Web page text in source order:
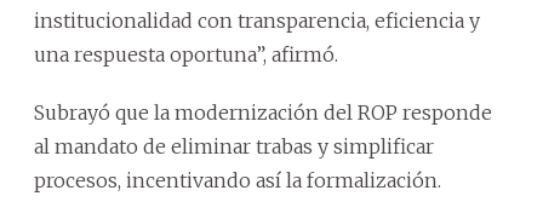
institucionalidad con transparencia, eficiencia y
una respuesta oportuna”, afirmó.
Subrayó que la modernización del ROP responde
al mandato de eliminar trabas y simplificar
procesos, incentivando así la formalización.